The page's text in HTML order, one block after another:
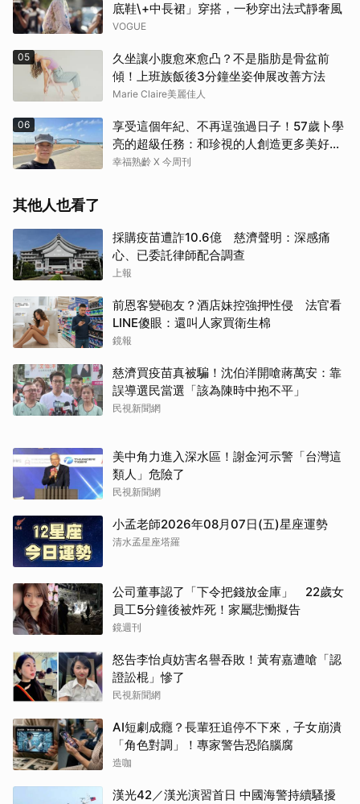
底鞋\+中長裙」穿搭，一秒穿出法式靜奢風
VOGUE
05
久坐讓小腹愈來愈凸？不是脂肪是骨盆前
傾！上班族飯後3分鐘坐姿伸展改善方法
Marie Claire美麗佳人
06
享受這個年紀、不再逞強過日子！57歲卜學
亮的超級任務：和珍視的人創造更多美好記
憶
幸福熟齡 X 今周刊
其他人也看了
採購疫苗遭詐10.6億 慈濟聲明：深感痛
心、已委託律師配合調查
上報
前恩客變砲友？酒店妹控強押性侵 法官看
LINE傻眼：還叫人家買衛生棉
鏡報
慈濟買疫苗真被騙！沈伯洋開嗆蔣萬安：靠
誤導選民當選「該為陳時中抱不平」
民視新聞網
美中角力進入深水區！謝金河示警「台灣這
類人」危險了
民視新聞網
小孟老師2026年08月07日(五)星座運勢
清水孟星座塔羅
公司董事認了「下令把錢放金庫」 22歲女
員工5分鐘後被炸死！家屬悲慟擬告
鏡週刊
怒告李怡貞妨害名譽吞敗！黃宥嘉遭嗆「認
證訟棍」慘了
民視新聞網
AI短劇成癮？長輩狂追停不下來，子女崩潰
「角色對調」！專家警告恐陷腦腐
造咖
漢光42／漢光演習首日 中國海警持續騷擾